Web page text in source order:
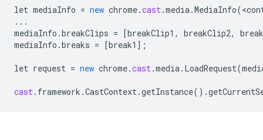
let mediaInfo = new chrome.cast.media.MediaInfo(<
...
mediaInfo .breakClips = [breakClip1, breakClip2,
mediaInfo .breaks = [break1 ] ;
let request = new chrome.cast.media. LoadRequest(
cast. framework .CastContext.getInstance().